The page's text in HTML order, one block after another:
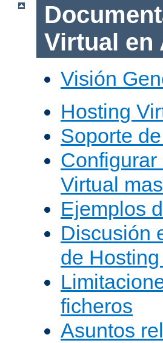
Virtual en
Visión
Hosting
Soporte
Virtual
Ejemplos
Discusión
de Hosting
ficheros
Asuntos